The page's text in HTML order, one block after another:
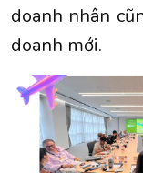
doanh nhân
doanh mới.